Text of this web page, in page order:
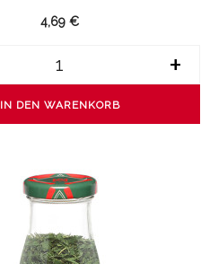
4,69 €
+
IN DEN WARENKORB